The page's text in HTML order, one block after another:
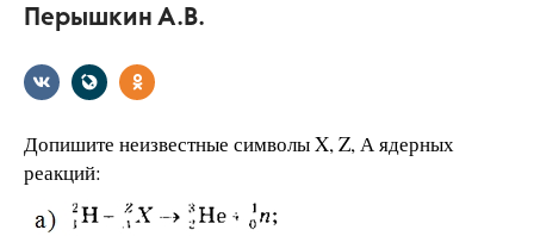
Перышкин А.В.
Допишите неизвестные символы X, Z, А ядерных
реакций: